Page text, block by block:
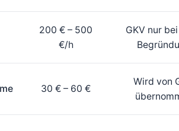
200 € – 500
€/h
GKV nur
30 € – 60 €
Wird von